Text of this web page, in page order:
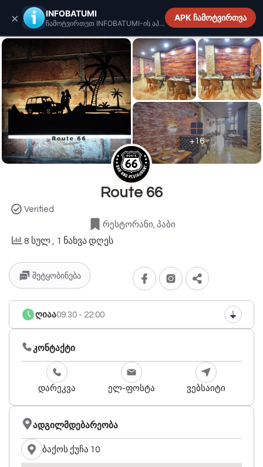
INFOBATUMI.GE
+16
Route 66
Verified
რესტორანი, პაბი
8 სულ , 1 ნახვა დღეს
შეტყობინება
ღიაა09:30 - 22:00
კონტაქტი
დარეკვა ელ-ფოსტა ვებსაიტი
ადგილმდებარეობა
ბაქოს ქუჩა 10
× INFOBATUMI
ჩამოტვირთეთ INFOBATUMI-ის აპლიკაცია
APK ჩამოტვირთვა